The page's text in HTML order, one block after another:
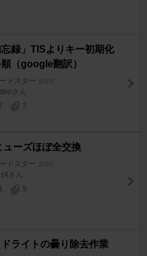
忘録」TISよりキー初期化
（google翻訳）
ドスター [E85]
さん
2
ューズほぼ全交換
ドスター [E85]
さん
5
ライトの曇り除去作業